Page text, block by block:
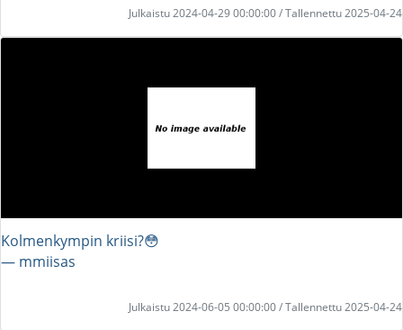
Julkaistu 2024-04-29 00:00:00 / Tallennettu 2025-04-24
Kolmenkympin kriisi?😳
― mmiisas
Julkaistu 2024-06-05 00:00:00 / Tallennettu 2025-04-24